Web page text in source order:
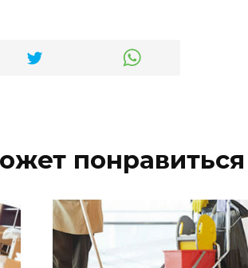
понравиться